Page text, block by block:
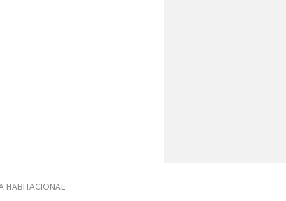
HABITACIONAL